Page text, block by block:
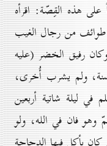
على هذه القِصّة: اقرأه
طوائف من رجال الغيب
رفيق الخضر (عليه
ولم يشرب أُخرى،
في ليلة شاتية أربعين
وهو فان في الله، ولو